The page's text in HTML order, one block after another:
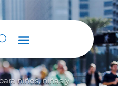
niños, niñas y